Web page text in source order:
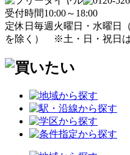
受付時間10:00～18:00
定休日 毎週火曜日・水曜日
を除く）
※土・日・祝日は